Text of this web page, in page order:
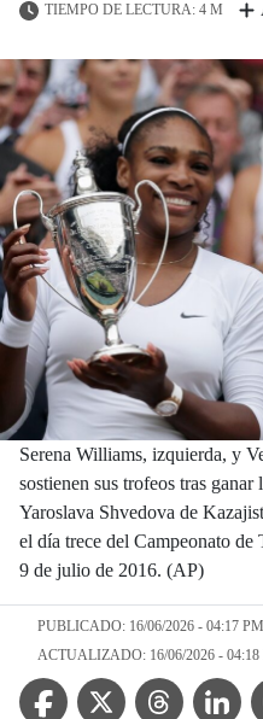
TIEMPO DE LECTURA: 4 M
Serena Williams, izquierda, y
sostienen sus trofeos tras
Yaroslava Shvedova de
el día trece del Campeonato
9 de julio de 2016. (AP)
PUBLICADO: 16/06/2026 - 04:17 PM
ACTUALIZADO: 16/06/2026 - 04:18
Facebook IconTwitter IconThreads Icon